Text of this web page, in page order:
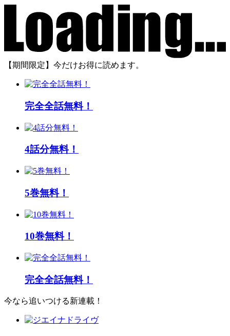
【期間限定】今だけお得に読めます。
完全全話無料！
4話分無料！
5巻無料！
10巻無料！
完全全話無料！
今なら追いつける新連載！